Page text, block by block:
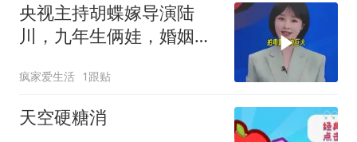
央视主持胡蝶嫁导演陆
川，九年生俩娃，婚姻现
疯家爱生活 1跟贴
天空硬糖消